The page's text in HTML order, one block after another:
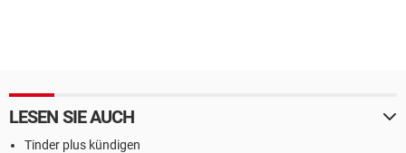
LESEN SIE AUCH
Tinder plus kündigen